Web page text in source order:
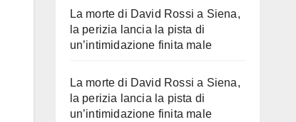
La morte di David Rossi a Siena,
la perizia lancia la pista di
un’intimidazione finita male
La morte di David Rossi a Siena,
la perizia lancia la pista di
un’intimidazione finita male